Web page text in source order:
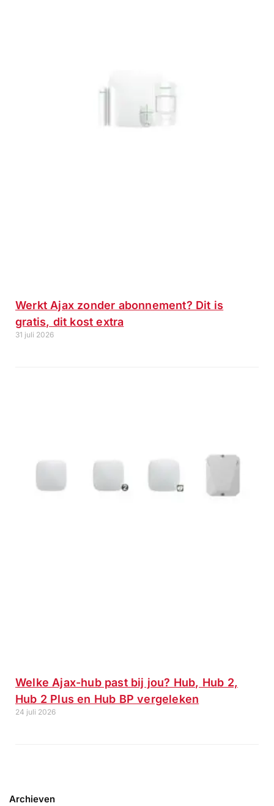
Werkt Ajax zonder abonnement? Dit is
gratis, dit kost extra
31 juli 2026
Welke Ajax-hub past bij jou? Hub, Hub 2,
Hub 2 Plus en Hub BP vergeleken
24 juli 2026
Archieven